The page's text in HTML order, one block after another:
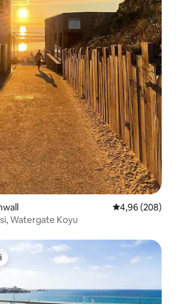
5 üzerinden
4,96 (208)
Watergate Koyu